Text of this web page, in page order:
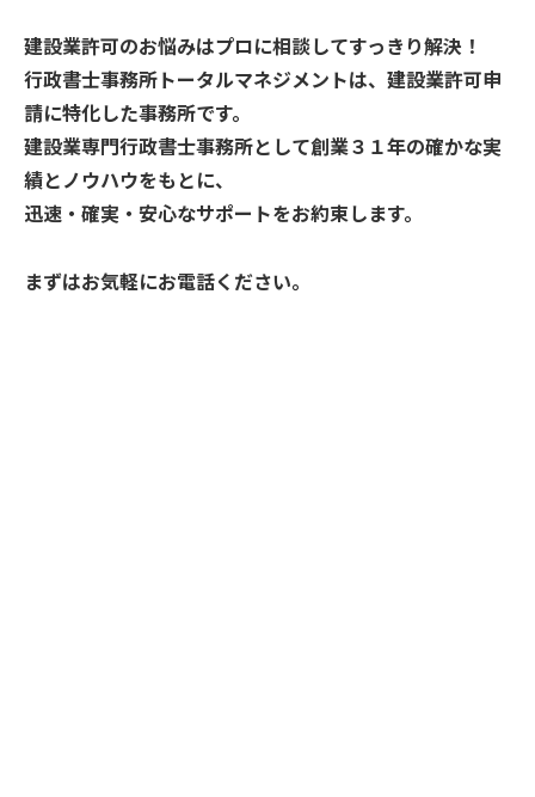
建設業許可のお悩みはプロに相談してすっきり解決！
行政書士事務所トータルマネジメントは、建設業許可申
請に特化した事務所です。
建設業専門行政書士事務所として創業３１年の確かな実
績とノウハウをもとに、
迅速・確実・安心なサポートをお約束します。
まずはお気軽にお電話ください。